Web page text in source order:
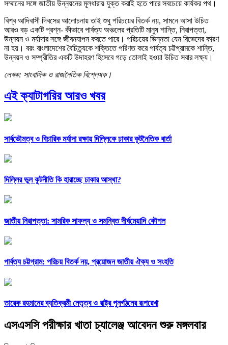
সম্মানের সঙ্গে জাতীয় উন্নয়নের মূলধারায় যুক্ত করাই হতে পারে সবচেয়ে কার্যকর পথ।
বিশ্ব আদিবাসী দিবসের আলোচনায় তাই শুধু পরিচয়ের বিতর্ক নয়, সামনে আসা উচিত
আরও বড় একটি প্রশ্ন- কীভাবে পার্বত্য অঞ্চলের প্রতিটি মানুষ শান্তি, নিরাপত্তা,
উন্নয়ন ও মর্যাদার সঙ্গে জীবনযাপন করতে পারে। পরিচয়ের ভিন্নতা যেন বিভেদের কারণ
না হয়। বরং বাংলাদেশের বৈচিত্র্যকে শক্তিতে পরিণত করে পার্বত্য চট্টগ্রামকে শান্তি,
উন্নয়ন ও সম্প্রীতির একটি উদাহরণ হিসেবে গড়ে তোলাই হওয়া উচিত সবার লক্ষ্য।
লেখক: সাংবাদিক ও রাজনৈতিক বিশ্লেষক।
এই ক্যাটাগরির আরও খবর
সার্বভৌমত্ব ও বিচারিক মর্যাদা রক্ষায় দিল্লিকে ঢাকার কূটনৈতিক বার্তা
দিল্লির ভুল কূটনীতি কি হারাচ্ছে ঢাকার আস্থা?
জাতীয় নিরাপত্তা: সামরিক সাফল্য ও সমন্বিত দীর্ঘমেয়াদি কৌশল
পার্বত্য চট্টগ্রাম: পরিচয় বিতর্ক নয়, প্রয়োজন জাতীয় ঐক্য ও সংহতি
তারেক রহমানের ব্যতিক্রমী নেতৃত্ব ও রাষ্ট্র পুনর্গঠনের রূপরেখা
এসএসসি পরীক্ষার খাতা চ্যালেঞ্জ আবেদন শুরু মঙ্গলবার